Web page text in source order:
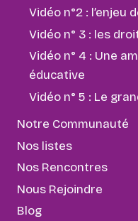
Vidéo n°2 : l’enjeu
Vidéo n° 3 : les
Vidéo n° 4 : Une
éducative
Vidéo n° 5 : Le
Notre Communauté
Nos listes
Nos Rencontres
Nous Rejoindre
Blog